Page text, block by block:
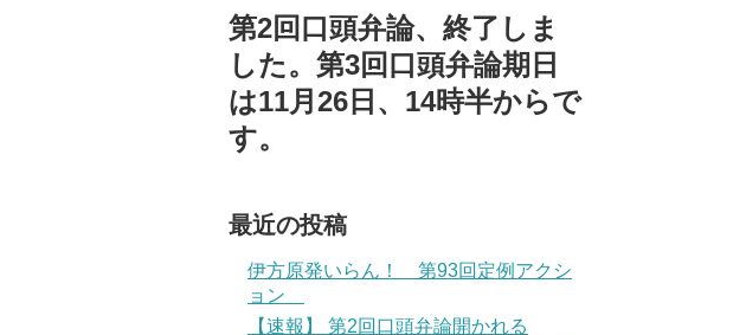
第2回口頭弁論、終了しま
した。第3回口頭弁論期日
は11月26日、14時半からで
す。
最近の投稿
伊方原発いらん！ 第93回定例アクシ
ョン
【速報】 第2回口頭弁論開かれる